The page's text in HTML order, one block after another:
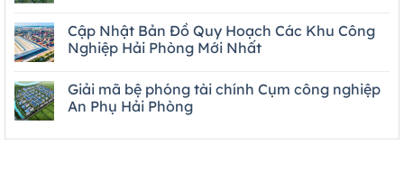
Cập Nhật Bản Đồ Quy Hoạch Các Khu Công
Nghiệp Hải Phòng Mới Nhất
Giải mã bệ phóng tài chính Cụm công nghiệp
An Phụ Hải Phòng